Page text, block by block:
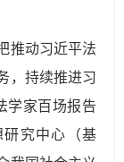
推动习近平法
，持续推进习
学家百场报告
研究中心（基